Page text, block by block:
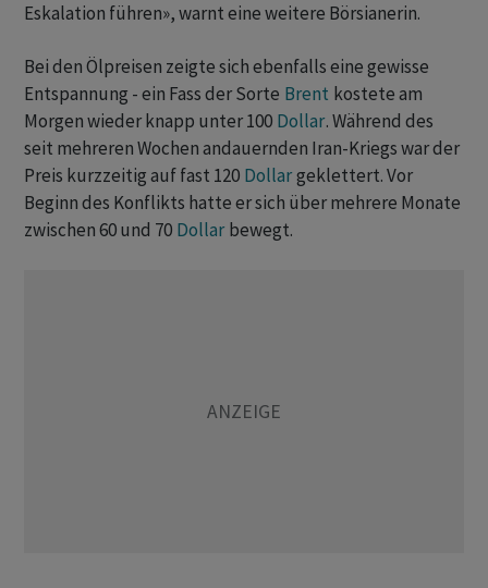
Eskalation führen», warnt eine weitere Börsianerin.
Bei den Ölpreisen zeigte sich ebenfalls eine gewisse
Entspannung - ein Fass der Sorte Brent kostete am
Morgen wieder knapp unter 100 Dollar. Während des
seit mehreren Wochen andauernden Iran-Kriegs war der
Preis kurzzeitig auf fast 120 Dollargeklettert. Vor
Beginn des Konflikts hatte er sich über mehrere Monate
zwischen 60 und 70 Dollar bewegt.